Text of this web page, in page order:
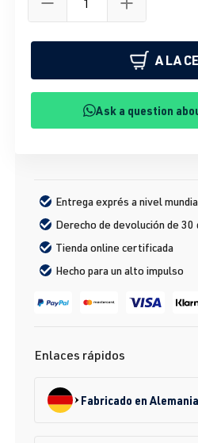
A LA
Ask a question
Entrega exprés a nivel
Derecho de devolución de 30
Tienda online certificada
Hecho para un alto impulso
Enlaces rápidos
Fabricado en Alemania